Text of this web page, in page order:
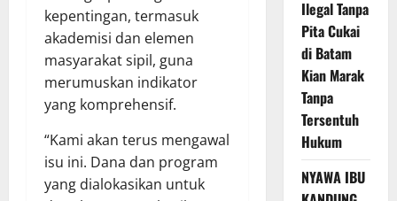
kepentingan, termasuk
akademisi dan elemen
masyarakat sipil, guna
merumuskan indikator
yang komprehensif.
“Kami akan terus mengawal
isu ini. Dana dan program
yang dialokasikan untuk
Ilegal Tanpa
Pita Cukai
di Batam
Kian Marak
Tanpa
Tersentuh
Hukum
NYAWA IBU